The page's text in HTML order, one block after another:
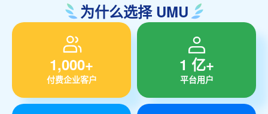
为什么选择 UMU
1,000+
付费企业客户
1 亿+
平台用户